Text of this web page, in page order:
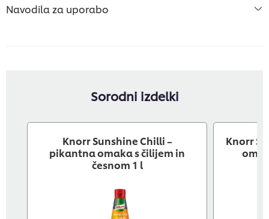
Navodila za uporabo
Sorodni izdelki
Knorr Sunshine Chilli –
pikantna omaka s čilijem in
česnom 1 l
Knorr